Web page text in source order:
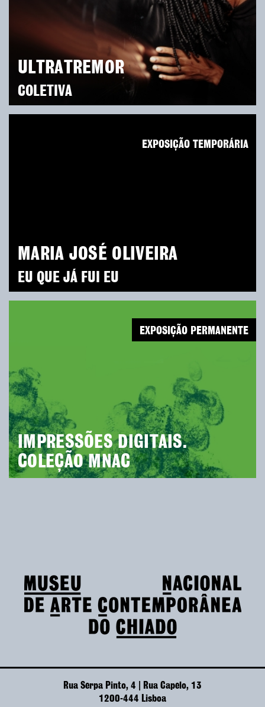
ULTRATREMOR
COLETIVA
MARIA JOSÉ OLIVEIRA
EU QUE JÁ FUI EU
EXPOSIÇÃO TEMPORÁRIA
IMPRESSÕES DIGITAIS.
COLEÇÃO MNAC
EXPOSIÇÃO PERMANENTE
Rua Serpa Pinto, 4 | Rua Capelo, 13
1200-444 Lisboa